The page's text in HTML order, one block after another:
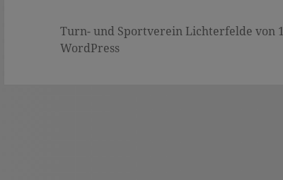
Turn- und Sportverein Lichterfelde von
WordPress